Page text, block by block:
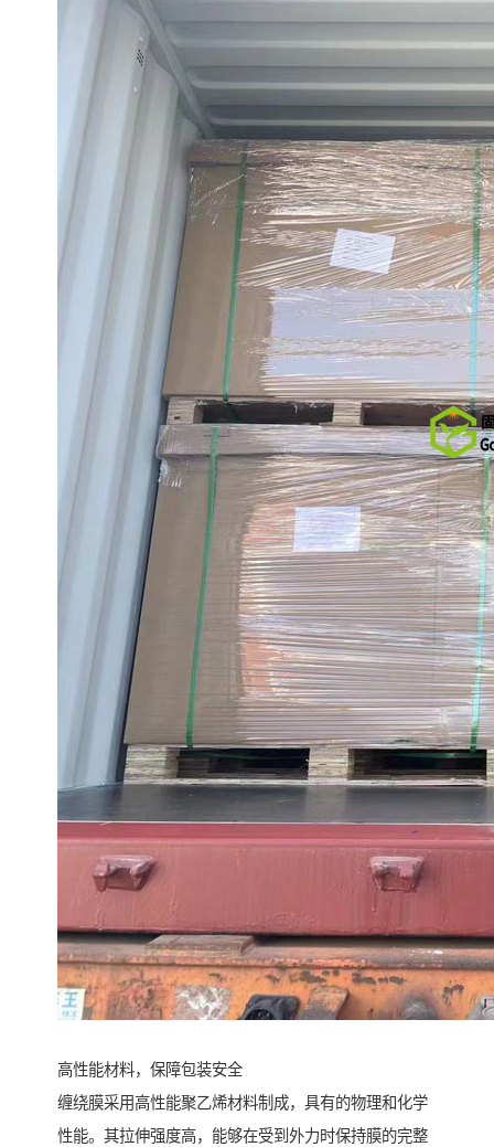
高性能材料，保障包装安全
缠绕膜采用高性能聚乙烯材料制成，具有的物理和化学
性能。其拉伸强度高，能够在受到外力时保持膜的完整